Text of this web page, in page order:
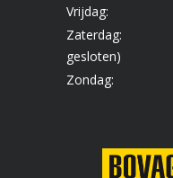
Vrijdag:
Zaterdag:
gesloten)
Zondag: